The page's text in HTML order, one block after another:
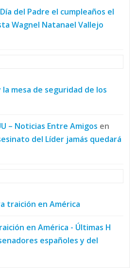
del Padre el cumpleaños el
Wagnel Natanael Vallejo
mesa de seguridad de los
– Noticias Entre Amigos en
del Líder jamás quedará
traición en América
en América - Últimas H
españoles y del